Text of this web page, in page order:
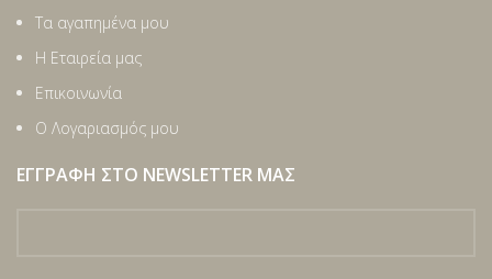
Τα αγαπημένα μου
Η Εταιρεία μας
Επικοινωνία
Ο Λογαριασμός μου
ΕΓΓΡΑΦΉ ΣΤΟ NEWSLETTER ΜΑΣ